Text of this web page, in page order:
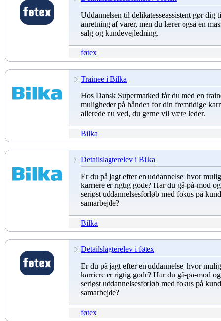
Uddannelsen til delikatesseassistent gør dig
anretning af varer, men du lærer også en
salg og kundevejledning.
føtex
Trainee i Bilka
Hos Dansk Supermarked får du med en
muligheder på hånden for din fremtidige
allerede nu ved, du gerne vil være leder.
Bilka
Detailslagterelev i Bilka
Er du på jagt efter en uddannelse, hvor
karriere er rigtig gode? Har du gå-på-mod
seriøst uddannelsesforløb med fokus på
samarbejde?
Bilka
Detailslagterelev i føtex
Er du på jagt efter en uddannelse, hvor
karriere er rigtig gode? Har du gå-på-mod
seriøst uddannelsesforløb med fokus på
samarbejde?
føtex